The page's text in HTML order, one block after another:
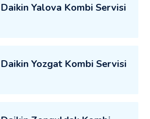
Daikin Yalova Kombi Servisi
Daikin Yozgat Kombi Servisi